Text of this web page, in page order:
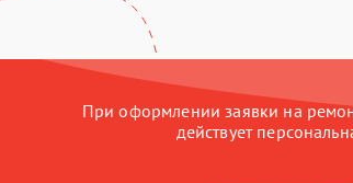
При оформлении заявки на
действует